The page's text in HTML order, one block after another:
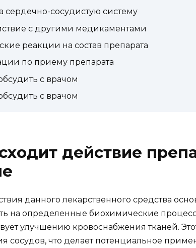
сердечно-сосудистую систему
с другими медикаментами
реакции на состав препарата
по приему препарата
с врачом
с врачом
действие
данного лекарственного средства
на определенные биохимические
улучшению кровоснабжения тканей.
сосудов, что делает потенциальное